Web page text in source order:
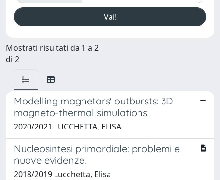
Mostrati risultati da 1 a 2
di 2
Modelling magnetars' outbursts: 3D
magneto-thermal simulations
2020/2021 LUCCHETTA, ELISA
Nucleosintesi primordiale: problemi e
nuove evidenze.
2018/2019 Lucchetta, Elisa